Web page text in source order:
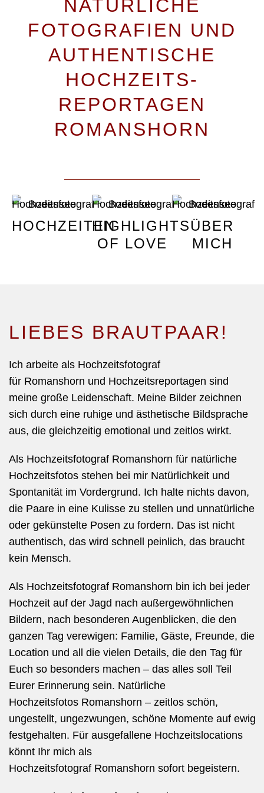
NATÜRLICHE
FOTOGRAFIEN UND
AUTHENTISCHE
HOCHZEITS-
REPORTAGEN
ROMANSHORN
HOCHZEITENHIGHLIGHTS
OF LOVE
ÜBER
MICH
LIEBES BRAUTPAAR!
Ich arbeite als Hochzeitsfotograf
für Romanshorn und Hochzeitsreportagen sind
meine große Leidenschaft. Meine Bilder zeichnen
sich durch eine ruhige und ästhetische Bildsprache
aus, die gleichzeitig emotional und zeitlos wirkt.
Als Hochzeitsfotograf Romanshorn für natürliche
Hochzeitsfotos stehen bei mir Natürlichkeit und
Spontanität im Vordergrund. Ich halte nichts davon,
die Paare in eine Kulisse zu stellen und unnatürliche
oder gekünstelte Posen zu fordern. Das ist nicht
authentisch, das wird schnell peinlich, das braucht
kein Mensch.
Als Hochzeitsfotograf Romanshorn bin ich bei jeder
Hochzeit auf der Jagd nach außergewöhnlichen
Bildern, nach besonderen Augenblicken, die den
ganzen Tag verewigen: Familie, Gäste, Freunde, die
Location und all die vielen Details, die den Tag für
Euch so besonders machen – das alles soll Teil
Eurer Erinnerung sein. Natürliche
Hochzeitsfotos Romanshorn – zeitlos schön,
ungestellt, ungezwungen, schöne Momente auf ewig
festgehalten. Für ausgefallene Hochzeitslocations
könnt Ihr mich als
Hochzeitsfotograf Romanshorn sofort begeistern.